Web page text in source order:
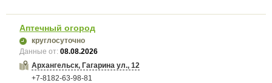
Аптечный огород
круглосуточно
Данные от:08.08.2026
Архангельск, Гагарина ул., 12
+7-8182-63-98-81